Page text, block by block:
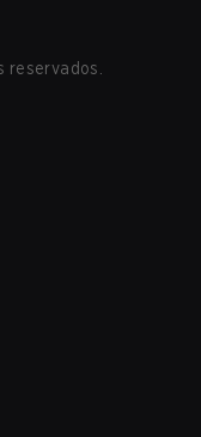
reservados.